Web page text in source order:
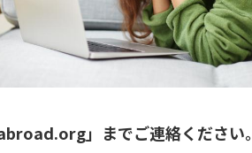
」までご連絡ください。